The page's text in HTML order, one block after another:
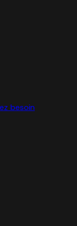
besoin